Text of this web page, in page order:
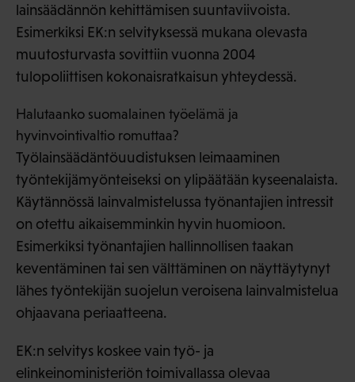
lainsäädännön kehittämisen suuntaviivoista.
Esimerkiksi EK:n selvityksessä mukana olevasta
muutosturvasta sovittiin vuonna 2004
tulopoliittisen kokonaisratkaisun yhteydessä.
Halutaanko suomalainen työelämä ja
hyvinvointivaltio romuttaa?
Työlainsäädäntöuudistuksen leimaaminen
työntekijämyönteiseksi on ylipäätään kyseenalaista.
Käytännössä lainvalmistelussa työnantajien intressit
on otettu aikaisemminkin hyvin huomioon.
Esimerkiksi työnantajien hallinnollisen taakan
keventäminen tai sen välttäminen on näyttäytynyt
lähes työntekijän suojelun veroisena lainvalmistelua
ohjaavana periaatteena.
EK:n selvitys koskee vain työ- ja
elinkeinoministeriön toimivallassa olevaa